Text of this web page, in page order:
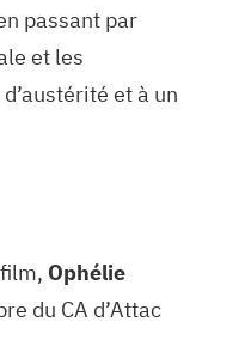
passant par
et les
et à un
Ophélie
du CA d’Attac